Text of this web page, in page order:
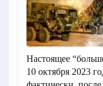
Настоящее
10 октября 2023